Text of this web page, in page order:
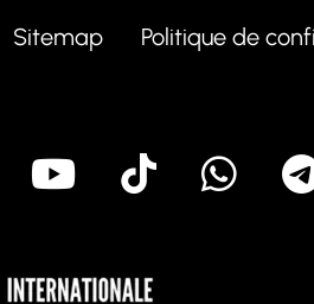
Sitemap Politique de
Instagram
YoutubeTik Tok